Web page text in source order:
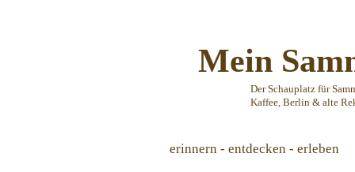
Mein
Der Schauplatz für
Kaffee, Berlin & alte
erinnern - entdecken - erleben